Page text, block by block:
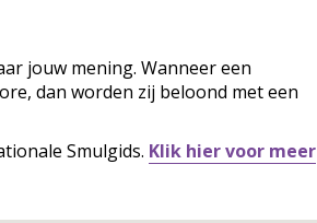
jouw mening. Wanneer een
dan worden zij beloond met een
Smulgids. Klik hier voor meer